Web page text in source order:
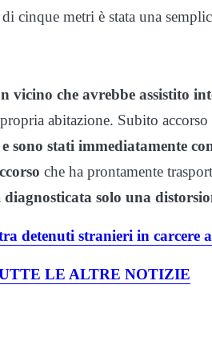
cinque metri è stata una
vicino che avrebbe assistito
abitazione. Subito accorso
sono stati immediatamente
che ha prontamente
diagnosticata solo una
detenuti stranieri in carcere
LE ALTRE NOTIZIE